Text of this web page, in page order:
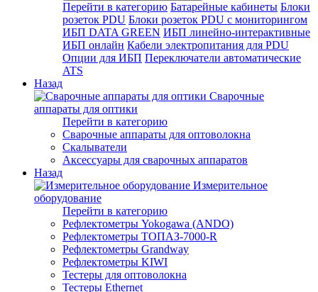
Перейти в категорию Батарейные кабинеты Блоки
розеток PDU Блоки розеток PDU с мониторингом
ИБП DATA GREEN ИБП линейно-интерактивные
ИБП онлайн Кабели электропитания для PDU
Опции для ИБП Переключатели автоматические
ATS
Назад
Сварочные
аппараты для оптики
Перейти в категорию
Сварочные аппараты для оптоволокна
Скалыватели
Аксессуары для сварочных аппаратов
Назад
Измерительное
оборудование
Перейти в категорию
Рефлектометры Yokogawa (ANDO)
Рефлектометры ТОПАЗ-7000-R
Рефлектометры Grandway
Рефлектометры KIWI
Тестеры для оптоволокна
Тестеры Ethernet